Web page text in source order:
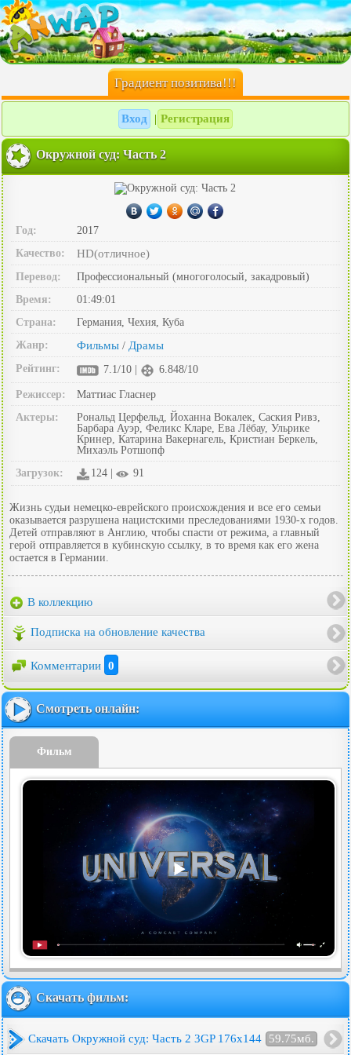
Градиент позитива!!!
Вход Регистрация
Окружной суд: Часть 2
Год:
2017
Качество:
HD(отличное)
Перевод:
Профессиональный (многоголосый, закадровый)
Время:
01:49:01
Страна:
Германия, Чехия, Куба
Жанр:
Фильмы / Драмы
Рейтинг: 7.1/10 | 6.848/10
Режиссер:
Маттиас Гласнер
Актеры:
Рональд Церфельд, Йоханна Вокалек, Саския Ривз,
Барбара Ауэр, Феликс Кларе, Ева Лёбау, Ульрике
Кринер, Катарина Вакернагель, Кристиан Беркель,
Михаэль Ротшопф
Загрузок:
124 | 91
Жизнь судьи немецко-еврейского происхождения и все его семьи
оказывается разрушена нацистскими преследованиями 1930-х годов.
Детей отправляют в Англию, чтобы спасти от режима, а главный
герой отправляется в кубинскую ссылку, в то время как его жена
остается в Германии.
В коллекцию
Подписка на обновление качества
Комментарии 0
Смотреть онлайн:
Фильм
Скачать фильм:
Скачать Окружной суд: Часть 2 3GP 176x144 59.75мб.